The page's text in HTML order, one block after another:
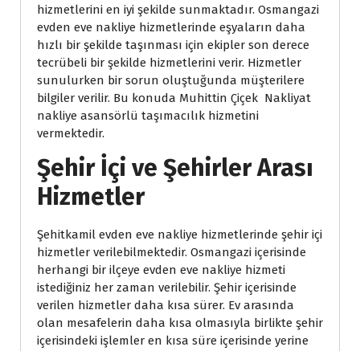
hizmetlerini en iyi şekilde sunmaktadır. Osmangazi
evden eve nakliye hizmetlerinde eşyaların daha
hızlı bir şekilde taşınması için ekipler son derece
tecrübeli bir şekilde hizmetlerini verir. Hizmetler
unulurken bir sorun oluştuğunda müşterilere
bilgiler verilir. Bu konuda Muhittin Çiçek Nakliyat
nakliye asansörlü taşımacılık hizmetini
vermektedir.
Şehir İçi ve Şehirler Arası
Hizmetler
Şehitkamil evden eve nakliye hizmetlerinde şehir içi
hizmetler verilebilmektedir. Osmangazi içerisinde
herhangi bir ilçeye evden eve nakliye hizmeti
istediğiniz her zaman verilebilir. Şehir içerisinde
verilen hizmetler daha kısa sürer. Ev arasında
olan mesafelerin daha kısa olmasıyla birlikte şehir
içerisindeki işlemler en kısa süre içerisinde yerine